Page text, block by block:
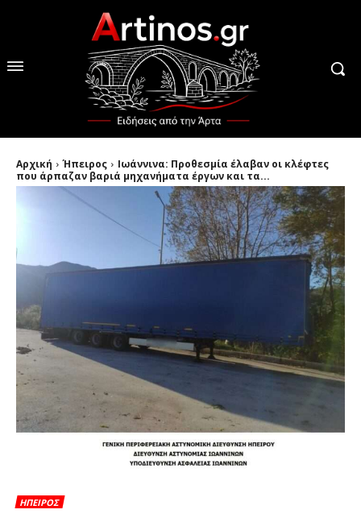
Αρχική Ήπειρος
Ιωάννινα: Προθεσμία έλαβαν οι κλέφτες
που άρπαζαν βαριά μηχανήματα έργων και τα...
ΗΠΕΙΡΟΣ